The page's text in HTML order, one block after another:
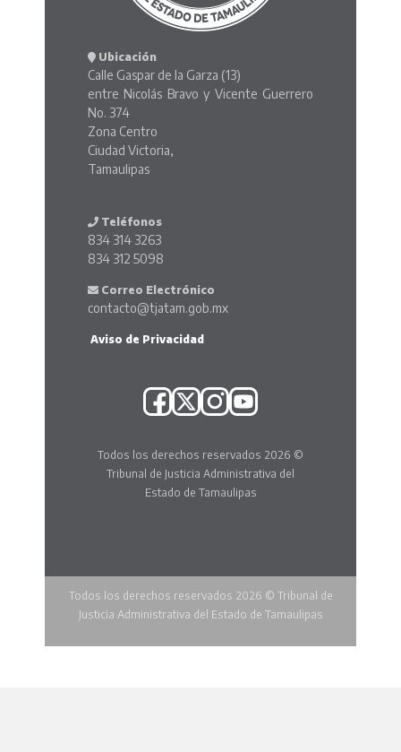
Ubicación
Calle Gaspar de la Garza (13)
entre Nicolás Bravo y Vicente Guerrero
No. 374
Zona Centro
Ciudad Victoria,
Tamaulipas
Teléfonos
834 314 3263
834 312 5098
Correo Electrónico
contacto@tjatam.gob.mx
Aviso de Privacidad
Todos los derechos reservados 2026 ©
Tribunal de Justicia Administrativa del
Estado de Tamaulipas
Todos los derechos reservados 2026 © Tribunal de
Justicia Administrativa del Estado de Tamaulipas